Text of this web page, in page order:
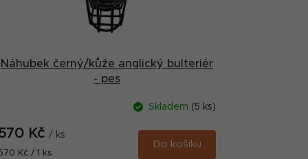
Náhubek černý/kůže anglický bulteriér
- pes
Skladem (5 ks)
Kč / ks
Kč / 1 ks
Do košíku